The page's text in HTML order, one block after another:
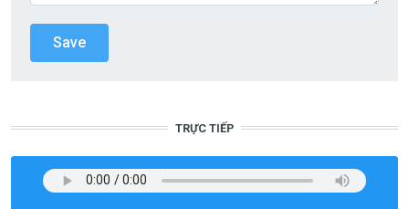
TRỰC TIẾP